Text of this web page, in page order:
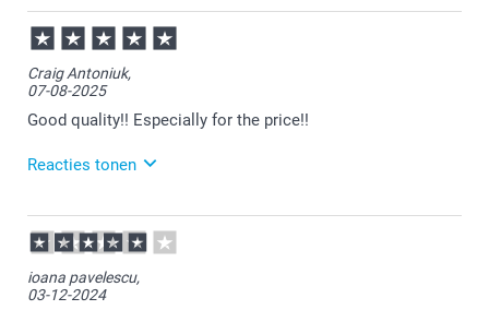
21-08-2025
11:15
Bedankt voor je review. Wat leuk om te horen dat je
tevreden bent over je bestelling.
Heel veel plezier van je magneten!
Craig Antoniuk,
07-08-2025
Good quality!! Especially for the price!!
Reacties tonen
11-08-2025
11:21
Thanks for your review. We're glad to hear you're
satisfied.
Enjoy your magnets!
ioana pavelescu,
03-12-2024